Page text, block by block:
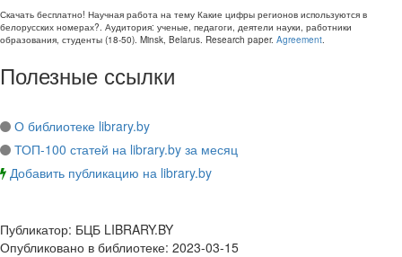
Скачать бесплатно! Научная работа на тему Какие цифры регионов используются в
белорусских номерах?. Аудитория: ученые, педагоги, деятели науки, работники
образования, студенты (18-50). Minsk, Belarus. Research paper. Agreement.
Полезные ссылки
О библиотеке library.by
ТОП-100 статей на library.by за месяц
Добавить публикацию на library.by
Публикатор: БЦБ LIBRARY.BY
Опубликовано в библиотеке: 2023-03-15